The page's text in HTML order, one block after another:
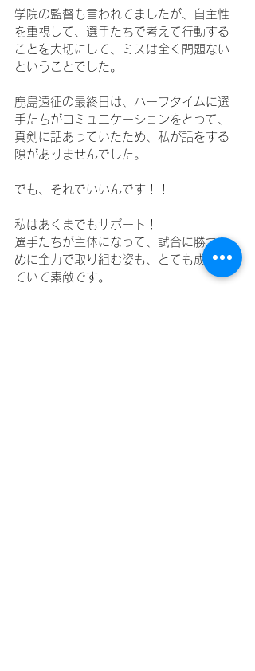
学院の監督も言われてましたが、自主性
を重視して、選手たちで考えて行動する
ことを大切にして、ミスは全く問題ない
ということでした。
鹿島遠征の最終日は、ハーフタイムに選
手たちがコミュニケーションをとって、
真剣に話あっていたため、私が話をする
隙がありませんでした。
でも、それでいいんです！！
私はあくまでもサポート！
選手たちが主体になって、試合に勝つた
めに全力で取り組む姿も、とても成長し
ていて素敵です。